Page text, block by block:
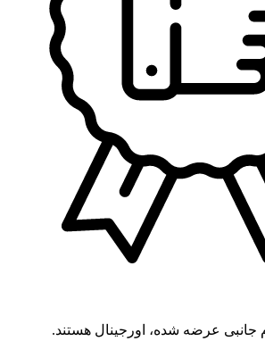
جانبی عرضه شده، اورجینال هستند.